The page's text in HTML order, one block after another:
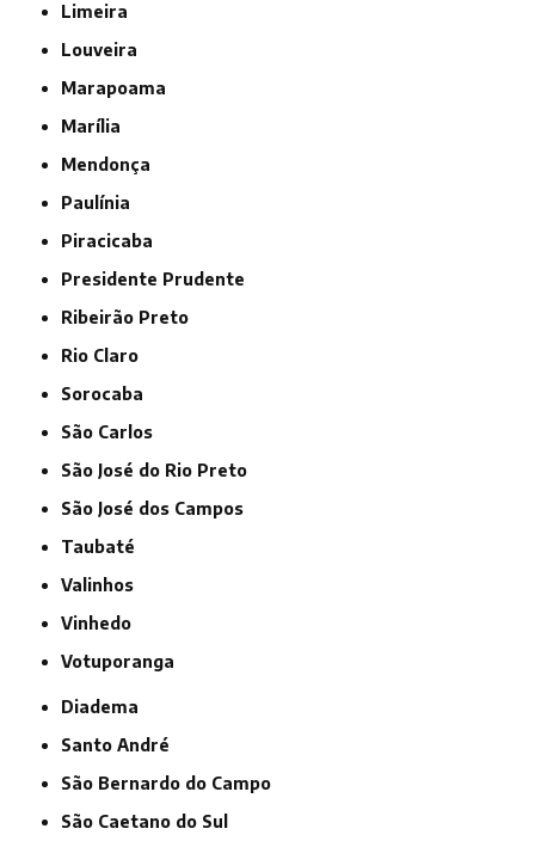
Limeira
Louveira
Marapoama
Marília
Mendonça
Paulínia
Piracicaba
Presidente Prudente
Ribeirão Preto
Rio Claro
Sorocaba
São Carlos
São José do Rio Preto
São José dos Campos
Taubaté
Valinhos
Vinhedo
Votuporanga
Diadema
Santo André
São Bernardo do Campo
São Caetano do Sul